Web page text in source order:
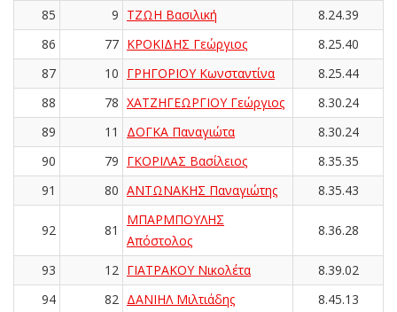
85
9 ΤΖΩΗ Βασιλική
8.24.39
86
77 ΚΡΟΚΙΔΗΣ Γεώργιος
8.25.40
87
10 ΓΡΗΓΟΡΙΟΥ Κωνσταντίνα
8.25.44
88
78 ΧΑΤΖΗΓΕΩΡΓΙΟΥ Γεώργιος
8.30.24
89
11 ΔΟΓΚΑ Παναγιώτα
8.30.24
90
79 ΓΚΟΡΙΛΑΣ Βασίλειος
8.35.35
91
80 ΑΝΤΩΝΑΚΗΣ Παναγιώτης 8.35.43
92 81
ΜΠΑΡΜΠΟΥΛΗΣ
Απόστολος
8.36.28
93 12 ΓΙΑΤΡΑΚΟΥ Νικολέτα
8.39.02
94
82 ΔΑΝΙΗΛ Μιλτιάδης
8.45.13